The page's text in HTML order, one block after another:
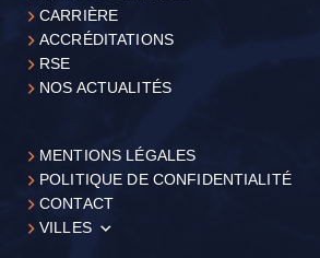
CARRIÈRE
ACCRÉDITATIONS
RSE
NOS ACTUALITÉS
MENTIONS LÉGALES
POLITIQUE DE CONFIDENTIALITÉ
CONTACT
VILLES